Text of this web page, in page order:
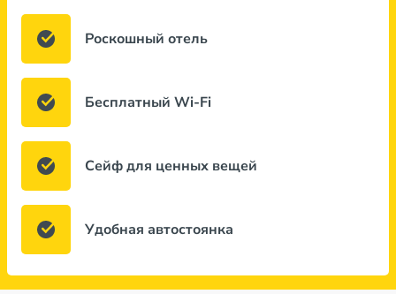
Роскошный отель
Бесплатный Wi-Fi
Сейф для ценных вещей
Удобная автостоянка